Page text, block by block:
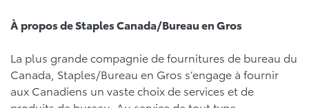
À propos de Staples Canada/Bureau en Gros
La plus grande compagnie de fournitures de bureau du
Canada, Staples/Bureau en Gros s’engage à fournir
aux Canadiens un vaste choix de services et de